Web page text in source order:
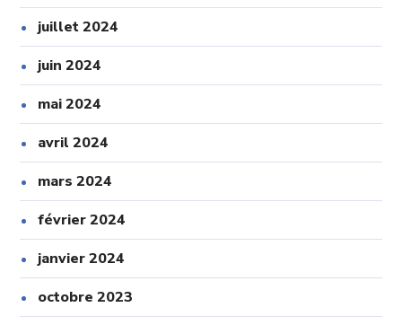
juillet 2024
juin 2024
mai 2024
avril 2024
mars 2024
février 2024
janvier 2024
octobre 2023